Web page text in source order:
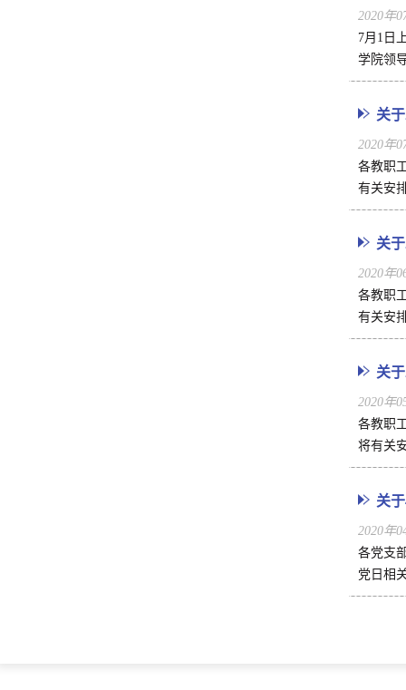
2020年
7月1日
学院领
关
2020年
各教职
有关安
关
2020年
各教职
有关安
关
2020年
各教职
将有关
关
2020年
各党支
党日相